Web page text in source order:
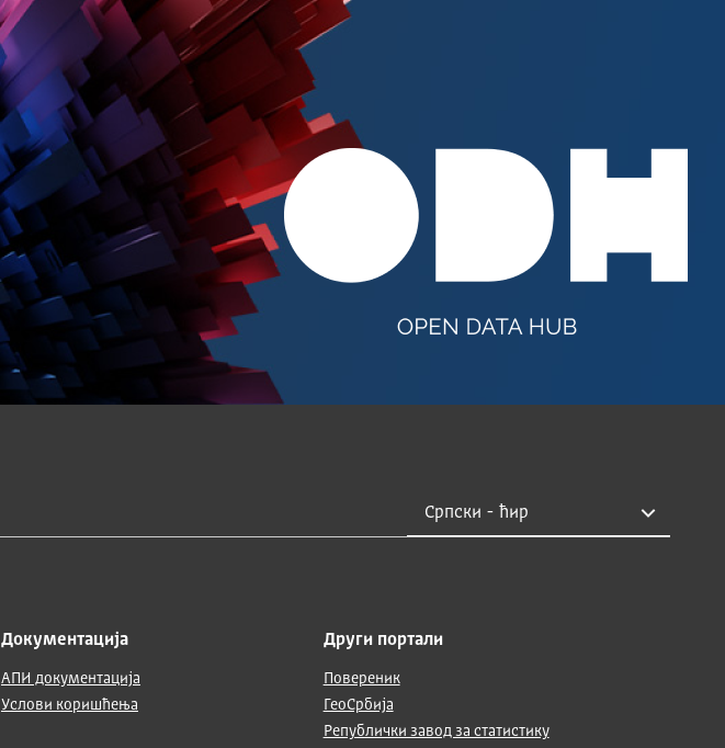
Документација
АПИ документација
Услови коришћења
Други портали
Повереник
ГеоСрбија
Републички завод за статистику